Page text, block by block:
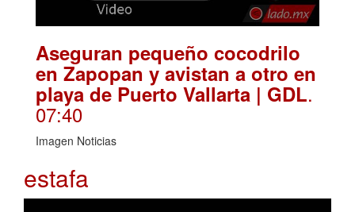
Aseguran pequeño cocodrilo
en Zapopan y avistan a otro en
playa de Puerto Vallarta | GDL.
07:40
Imagen Noticias
estafa